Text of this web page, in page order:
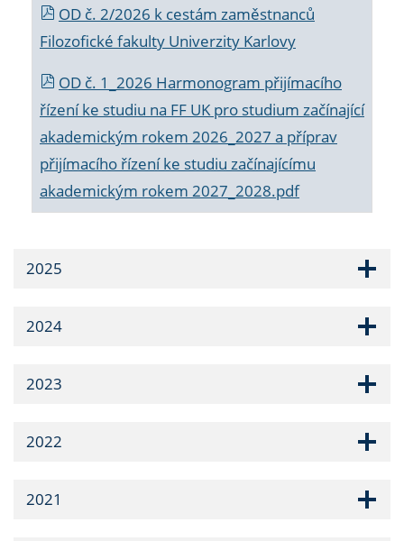
OD č. 2/2026 k cestám zaměstnanců
Filozofické fakulty Univerzity Karlovy
OD č. 1_2026 Harmonogram přijímacího
řízení ke studiu na FF UK pro studium začínající
akademickým rokem 2026_2027 a příprav
přijímacího řízení ke studiu začínajícímu
akademickým rokem 2027_2028.pdf
2025
2024
2023
2022
2021